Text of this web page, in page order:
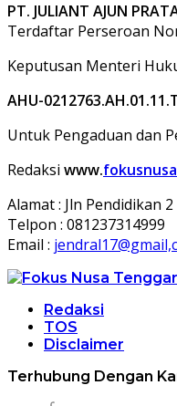
PT. JULIANT AJUN
Terdaftar Perseroan
Keputusan Menteri
AHU-
Untuk Pengaduan dan
Redaksi www.
Alamat : Jln Pendidikan
Telpon : 081237314999
Email :
Redaksi
TOS
Disclaimer
Terhubung Dengan